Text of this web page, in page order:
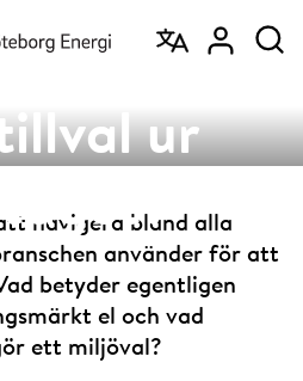
jag mitt
ur
navigera bland alla
använder för att
betyder egentligen
el och vad
ett miljöval?